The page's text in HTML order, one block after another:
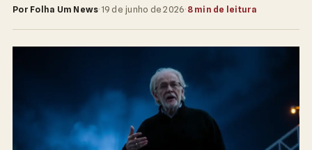
Por Folha Um News· 19 de junho de 2026· 8 min de leitura